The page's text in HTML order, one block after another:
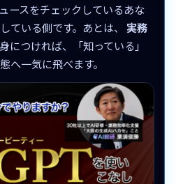
ースをチェックしているあな
ている側です。あとは、 実務
につければ、「知っている」
へ一気に飛べます。